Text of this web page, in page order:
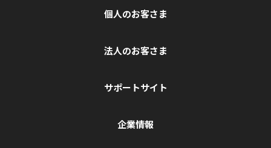
個人のお客さま
法人のお客さま
サポートサイト
企業情報